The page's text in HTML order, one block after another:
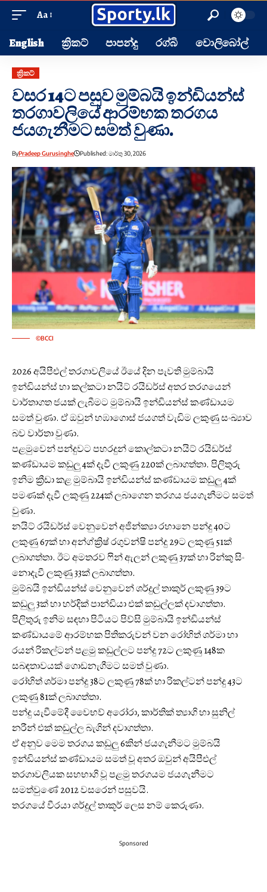
Aa
English ක්‍රිකට් පාපන්දු රග්බි වොලිබෝල්
ක්‍රිකට්
වසර 14ට පසුව මුම්බයි ඉන්ඩියන්ස්
තරගාවලියේ ආරම්භක තරගය
ජයගැනීමට සමත් වුණා.
ByPradeep Gurusinghe Published: මාර්තු 30, 2026
©BCCI
2026 අයිපීඑල් තරගාවලියේ ඊයේ දින පැවති මුම්බායි
ඉන්ඩියන්ස් හා කල්කටා නයිට් රයිඩර්ස් අතර තරගයෙන්
වාර්තාගත ජයක් ලැබීමට මුම්බායි ඉන්ඩියන්ස් කණ්ඩායම
සමත් වුණා. ඒ ඔවුන් හඹාගොස් ජයගත් වැඩිම ලකුණු සංඛ්‍යාව
බව වාර්තා වුණා.
පළමුවෙන් පන්දුවට පහරදුන් කොල්කටා නයිට් රයිඩර්ස්
කණ්ඩායම කඩුලු 4ක් දැවී ලකුණු 220ක් ලබාගත්තා. පිලිතුරු
ඉනිම ක්‍රීඩා කළ මුම්බායි ඉන්ඩියන්ස් කණ්ඩායම කඩුලු 4ක්
පමණක් දැවී ලකුණු 224ක් ලබාගෙන තරගය ජයගැනීමට සමත්
වුණා.
නයිට් රයිඩර්ස් වෙනුවෙන් අජින්ක්‍යා රහානෙ පන්දු 40ට
ලකුණු 67ක් හා අන්ග්ක්‍රිෂ් රගුවන්ෂි පන්දු 29ට ලකුණු 51ක්
ලබාගත්තා. ඊට අමතරව ෆින් ඇලන් ලකුණු 37ක් හා රින්කු සිං
නොදැවී ලකුණු 33ක් ලබාගත්තා.
මුම්බයි ඉන්ඩියන්ස් වෙනුවෙන් ශර්දුල් තාකුර් ලකුණු 39ට
කඩුලු 3ක් හා හර්දික් පාන්ඩියා එක් කඩුල්ලක් දවාගත්තා.
පිලිතුරු ඉනිම සඳහා පිටියට පිව්සි මුම්බායි ඉන්ඩියන්ස්
කණ්ඩායමේ ආරම්භක පිතිකරුවන් වන රෝහිත් ශර්මා හා
රයන් රිකල්ටන් පළමු කඩුල්ලට පන්දු 72ට ලකුණු 148ක
සබඳතාවයක් ගොඩනැගීමට සමත් වුණා.
රෝහිත් ශර්මා පන්දු 38ට ලකුණු 78ක් හා රිකල්ටන් පන්දු 43ට
ලකුණු 81ක් ලබාගත්තා.
පන්දු යැවීමේදී වෛභව් අරෝරා, කාර්තික් ත්‍යාගි හා සුනිල්
නරීන් එක් කඩුල්ල බැගින් දවාගත්තා.
ඒ අනුව මෙම තරගය කඩුලු 6කින් ජයගැනීමට මුම්බයි
ඉන්ඩියන්ස් කණ්ඩායම සමත් වූ අතර ඔවුන් අයිපීඑල්
තරගාවලියක සහභාගි වූ පළමු තරගයම ජයගැනීමට
සමත්වුණේ 2012 වසරෙන් පසුවයි.
තරගයේ වීරයා ශර්දුල් තාකූර් ලෙස නම් කෙරුණා.
Sponsored